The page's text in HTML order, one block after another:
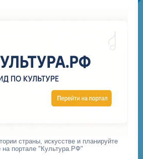
страны, искусстве и планируйте
портале "Культура.РФ"